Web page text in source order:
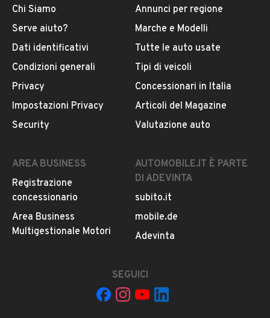
Pubblicità
DESCRIZIONE
Fiat 500 L anno 1970 Km23000 appartenuta ad un'unica
PER INFORMAZIONI
MOSTRA NUMERO
INFORMAZIONI VEICOLO
DATI BASE CONSUMI
Tipologia
Chi Siamo
Serve aiuto?
Dati identificativi
Condizioni generali
Privacy
Impostazioni Privacy
Security
Annunci per regione
Marche e Modelli
Tutte le auto usate
Tipi di veicoli
Concessionari in Italia
Articoli del Magazine
Valutazione auto
AREA BUSINESS
Registrazione
concessionario
Area Business
Multigestionale Motori
AUTOMOBILE.IT È PARTE
DI ADEVINTA
subito.it
mobile.de
Adevinta
SEGUICI